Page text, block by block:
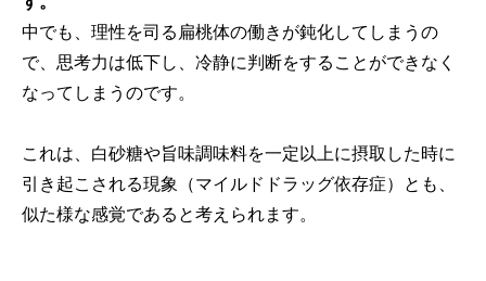
中でも、理性を司る扁桃体の働きが鈍化してしまうの
で、思考力は低下し、冷静に判断をすることができなく
なってしまうのです。
これは、白砂糖や旨味調味料を一定以上に摂取した時に
引き起こされる現象（マイルドドラッグ依存症）とも、
似た様な感覚であると考えられます。